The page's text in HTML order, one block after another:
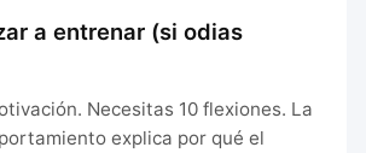
a entrenar (si odias
Necesitas 10 flexiones. La
explica por qué el